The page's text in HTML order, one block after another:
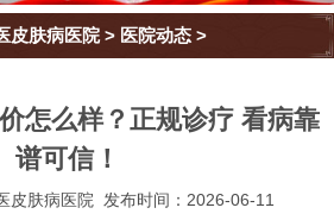
皮肤病医院> 医院动态 >
怎么样？正规诊疗 看病靠
谱可信！
皮肤病医院 发布时间：2026-06-11